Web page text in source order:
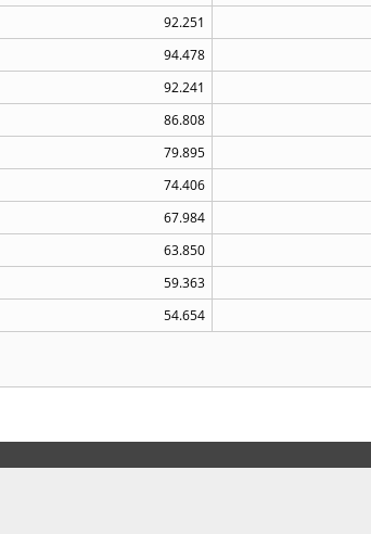
92.251
94.478
92.241
86.808
79.895
74.406
67.984
63.850
59.363
54.654